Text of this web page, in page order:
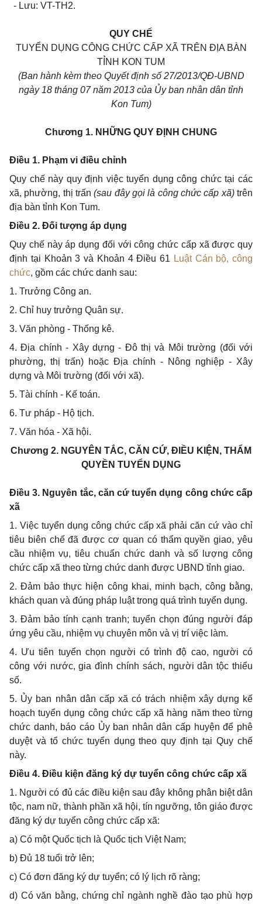
- Lưu: VT-TH2.
QUY CHẾ
TUYỂN DỤNG CÔNG CHỨC CẤP XÃ TRÊN ĐỊA BÀN
TỈNH KON TUM
(Ban hành kèm theo Quyết định số 27/2013/QĐ-UBND
ngày18 tháng 07năm 2013 của Ủy ban nhân dân tỉnh
Kon Tum)
Chương 1. NHỮNG QUY ĐỊNH CHUNG
Điều 1. Phạm vi điều chỉnh
Quy chế này quy định việc tuyển dụng công chức tại các
xã, phường, thị trấn(sau đây gọi là công chức cấp xã)trên
địa bàn tỉnh Kon Tum.
Điều 2. Đối tượng áp dụng
Quy chế này áp dụng đối với công chức cấp xã được quy
định tại Khoản 3 và Khoản 4 Điều 61 Luật Cán bộ, công
chức, gồm các chức danh sau:
1. Trưởng Công an.
2. Chỉ huy trưởng Quân sự.
3. Văn phòng - Thống kê.
4.Địa chính - Xây dựng - Đô thị và Môi trường (đối với
phường, thị trấn) hoặc Địa chính - Nông nghiệp - Xây
dựng và Môi trường (đối với xã).
5. Tài chính - Kế toán.
6. Tư pháp - Hộ tịch.
7. Văn hóa - Xã hội.
Chương 2. NGUYÊN TẮC, CĂN CỨ, ĐIỀU KIỆN, THẨM
QUYỀN TUYỂN DỤNG
Điều 3. Nguyên tắc, căn cứ tuyển dụng công chức cấp
xã
1. Việc tuyển dụng công chức cấp xã phải căn cứ vào chỉ
tiêu biên chế đã được cơ quan có thẩm quyền giao, yêu
cầu nhiệm vụ, tiêu chuẩn chức danh và số lượng công
chức cấp xã theo từng chức danh được UBND tỉnh giao.
2. Đảm bảo thực hiện công khai, minh bạch, công bằng,
khách quan và đúng pháp luật trong quá trình tuyển dụng.
3. Đảm bảo tính cạnh tranh; tuyển chọn đúng người đáp
ứng yêu cầu, nhiệm vụ chuyên môn và vị trí việc làm.
4. Ưu tiên tuyển chọn người có trình độ cao, người có
công với nước, gia đình chính sách, người dân tộc thiểu
số.
5. Ủy ban nhân dân cấp xã có trách nhiệm xây dựng kế
hoạch tuyển dụng công chức cấp xã hàng năm theo từng
chức danh, báo cáo Ủy ban nhân dân cấp huyện để phê
duyệt và tổ chức tuyển dụng theo quy định tại Quy chế
này.
Điều 4. Điều kiện đăng ký dự tuyển công chức cấp xã
1. Người có đủ các điều kiện sau đây không phân biệt dân
tộc, nam nữ, thành phần xã hội, tín ngưỡng, tôn giáo được
đăng ký dự tuyển công chức cấp xã:
a) Có một Quốc tịch là Quốc tịch Việt Nam;
b) Đủ 18 tuổi trở lên;
c) Có đơn đăng ký dự tuyển; có lý lịch rõ ràng;
d) Có văn bằng, chứng chỉ ngành nghề đào tạo phù hợp